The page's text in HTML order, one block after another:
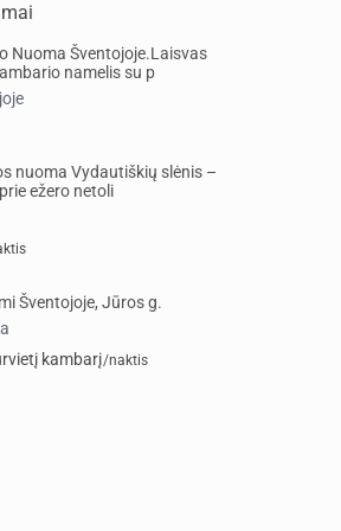
Nuoma Šventojoje.Laisvas
namelis su p
nuoma Vydautiškių slėnis –
ežero netoli
Šventojoje, Jūros g.
kambarį/naktis